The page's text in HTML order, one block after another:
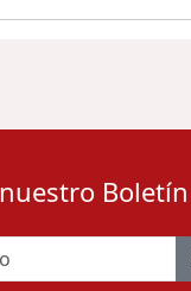
Boletín